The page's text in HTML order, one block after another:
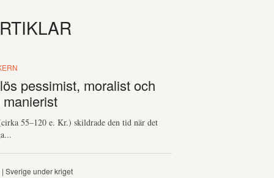
pessimist, moralist och
55–120 e. Kr.) skildrade den tid när det
| Sverige under kriget